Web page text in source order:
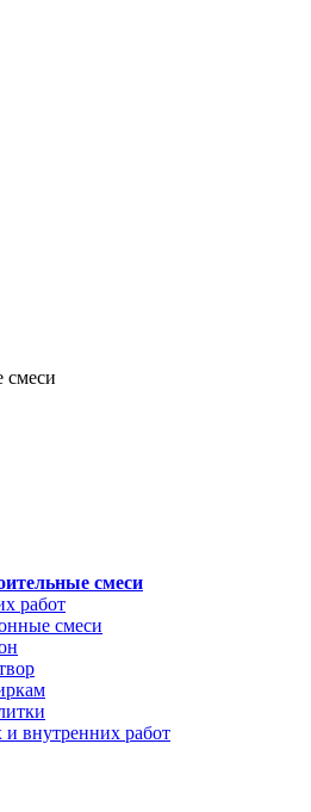
смеси
смеси
работ
смеси
внутренних работ